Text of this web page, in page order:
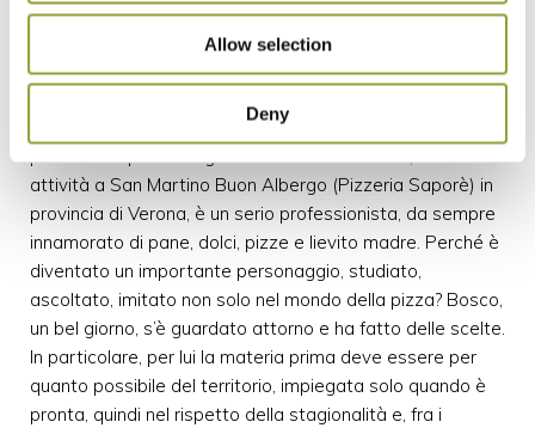
Allow selection
Deny
essere presentato in ristoranti stellati. In questa
occasione, desidero riferirmi a due personaggi veneti la
cui attività può essere d’esempio a molti pizzaioli che
“esperienziali”, perché regalano nuove, interessanti,
attività a San Martino Buon Albergo (Pizzeria Saporè) in
provincia di Verona, è un serio professionista, da sempre
innamorato di pane, dolci, pizze e lievito madre. Perché è
diventato un importante personaggio, studiato,
ascoltato, imitato non solo nel mondo della pizza? Bosco,
un bel giorno, s’è guardato attorno e ha fatto delle scelte.
In particolare, per lui la materia prima deve essere per
quanto possibile del territorio, impiegata solo quando è
pronta, quindi nel rispetto della stagionalità e, fra i